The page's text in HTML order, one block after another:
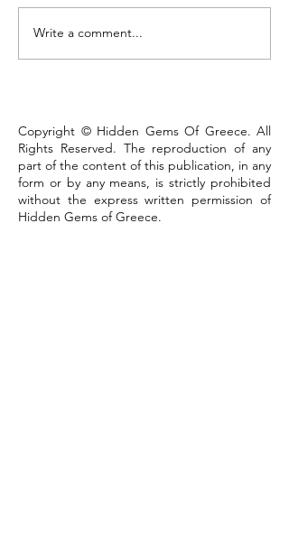
Lake Kastoria, the walk
that defines the town
Write a comment...
Copyright © Hidden Gems Of Greece. All
Rights Reserved. The reproduction of any
part of the content of this publication, in any
form or by any means, is strictly prohibited
without the express written permission of
Hidden Gems of Greece.